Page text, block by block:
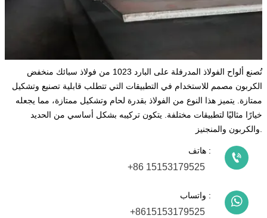
تُصنع ألواح الفولاذ المدرفلة على البارد 1023 من فولاذ سبائك منخفض
الكربون مصمم للاستخدام في التطبيقات التي تتطلب قابلية تصنيع وتشكيل
ممتازة. يتميز هذا النوع من الفولاذ بقدرة لحام وتشكيل ممتازة، مما يجعله
خيارًا مثاليًا لتطبيقات مختلفة. يتكون تركيبه بشكل أساسي من الحديد
هاتف :
+86 15153179525

واتساب :
+8615153179525
